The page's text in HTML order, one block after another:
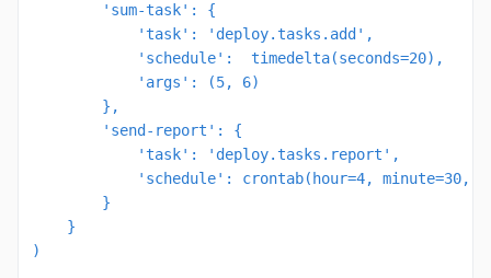
        'sum-task': {
            'task': 'deploy.tasks.add',
            'schedule':  timedelta(seconds=20),
            'args': (5, 6)
        },
        'send-report': {
            'task': 'deploy.tasks.report',
'schedule': crontab(hour=4, minute=30,
        }
    }
)